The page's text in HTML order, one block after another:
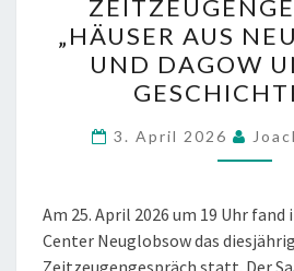
AUS
UND
„HÄUSER AUS
UND DAGOW
3. April 2026
Am 25. April 2026 um 19 Uhr
Center Neuglobsow das